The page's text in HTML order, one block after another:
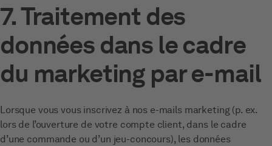
7. Traitement des
données dans le cadre
du marketing par e-mail
Lorsque vous vous inscrivez à nos e-mails marketing (p. ex.
lors de l’ouverture de votre compte client, dans le cadre
d’une commande ou d’un jeu-concours), les données